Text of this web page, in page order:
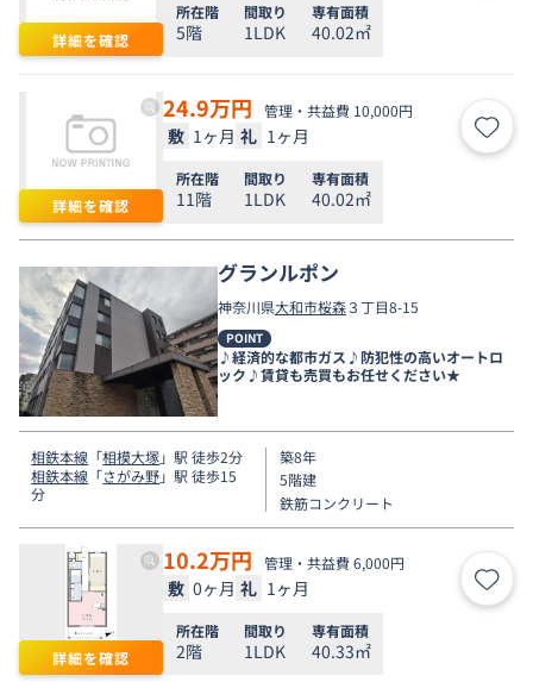
詳細を確認
所在階
5階
間取り
1LDK
専有面積
40.02㎡
詳細を確認
24.9万円 管理・共益費 10,000円
敷 1ヶ月 礼 1ヶ月 お気
所在階
11階
間取り
1LDK
専有面積
40.02㎡
グランルポン
神奈川県大和市桜森３丁目8-15
POINT
♪経済的な都市ガス♪防犯性の高いオートロ
ック♪賃貸も売買もお任せください★
相鉄本線 「相模大塚」駅 徒歩2分
相鉄本線 「さがみ野」駅 徒歩15
分
築8年
5階建
鉄筋コンクリート
詳細を確認
10.2万円 管理・共益費 6,000円
敷 0ヶ月 礼 1ヶ月 お気
所在階
2階
間取り
1LDK
専有面積
40.33㎡